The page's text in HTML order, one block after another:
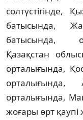
солтүстігінде,
батысында,
батысында,
Қазақстан
орталығында,
орталығында,
орталығында,
жоғары өрт